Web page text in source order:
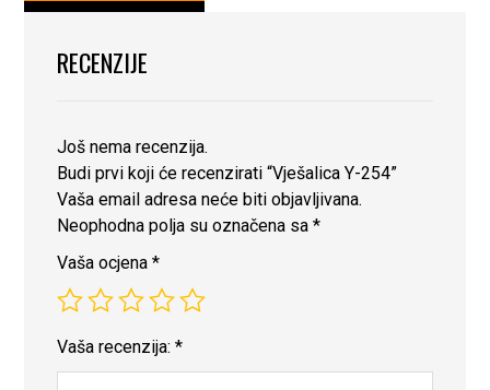
RECENZIJE
Još nema recenzija.
Budi prvi koji će recenzirati “Vješalica Y-254”
Vaša email adresa neće biti objavljivana.
Neophodna polja su označena sa*
Vaša ocjena*
Vaša recenzija:*